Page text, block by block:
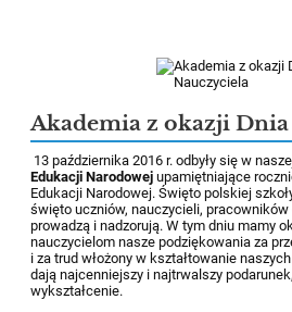
Akademia z okazji
13 października 2016 r. odbyły się w
Edukacji Narodowej upamiętniające
Edukacji Narodowej. Święto polskiej
święto uczniów, nauczycieli, pracowników
prowadzą i nadzorują. W tym dniu mamy
nauczycielom nasze podziękowania za
i za trud włożony w kształtowanie
dają najcenniejszy i najtrwalszy
wykształcenie.